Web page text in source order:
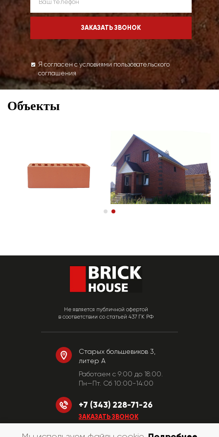
Я согласен с условиями пользовательского
соглашения
Объекты
Не является публичной офертой
в соответствии со статьей 437 ГК РФ
Старых большевиков 3,
литер А
Работаем c 9:00 до 18:00.
Пн—Пт. Сб 10:00-14:00
+7 (343) 228-71-26
ЗАКАЗАТЬ ЗВОНОК